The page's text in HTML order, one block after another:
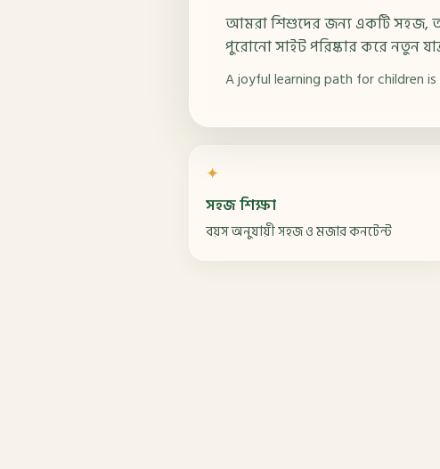
আমরা শিশুদের জন্য একটি সহজ,
পুরোনো সাইট পরিষ্কার করে নতুন
A joyful learning path for children
✦
সহজ শিক্ষা
বয়স অনুযায়ী সহজ ও মজার কনটেন্ট